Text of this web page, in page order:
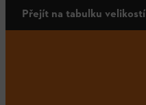
Přejít na tabulku velikostí